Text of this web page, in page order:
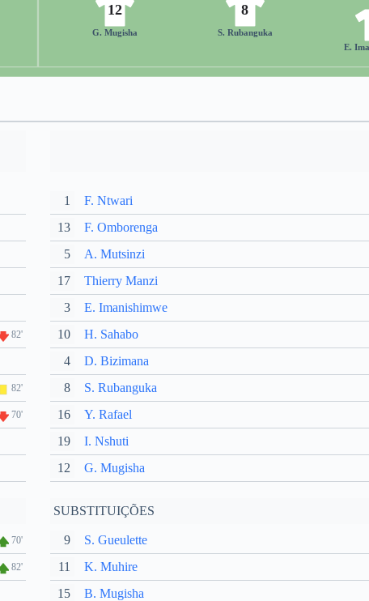
E.
8
S. Rubanguka
12
G. Mugisha
82'
82'
70'
70'
82'
1
F. Ntwari
13
F. Omborenga
5
A. Mutsinzi
17
Thierry Manzi
3
E. Imanishimwe
10 H. Sahabo
4
D. Bizimana
8
S. Rubanguka
16 Y. Rafael
19 I. Nshuti
12 G. Mugisha
SUBSTITUIÇÕES
9 S. Gueulette
11 K. Muhire
15 B. Mugisha